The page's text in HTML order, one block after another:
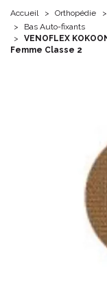
Accueil Orthopédie
Bas Auto-fixants
VENOFLEX
Femme Classe 2